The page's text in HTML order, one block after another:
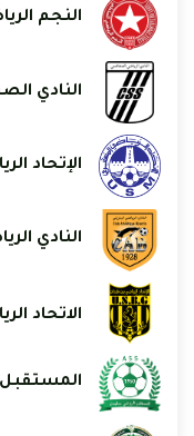
النجم
النادي
الإتحاد
النادي
الاتحاد
المستقبل